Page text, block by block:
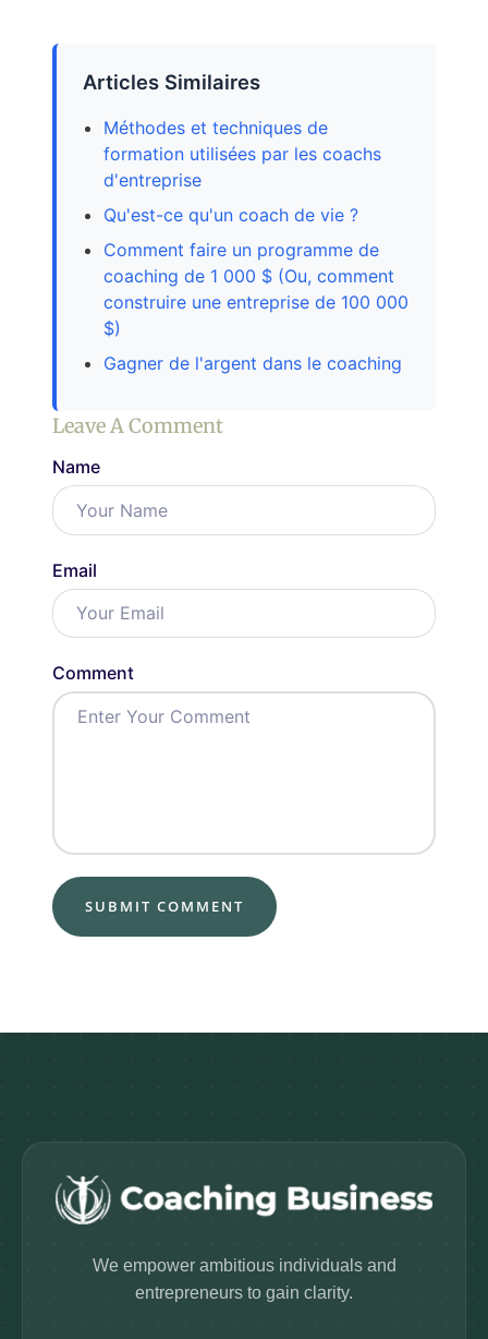
Articles Similaires
Méthodes et techniques de
formation utilisées par les coachs
d'entreprise
Qu'est-ce qu'un coach de vie ?
Comment faire un programme de
coaching de 1 000 $ (Ou, comment
construire une entreprise de 100 000
$)
Gagner de l'argent dans le coaching
Leave A Comment
Name
Email
Comment
We empower ambitious individuals and
entrepreneurs to gain clarity.